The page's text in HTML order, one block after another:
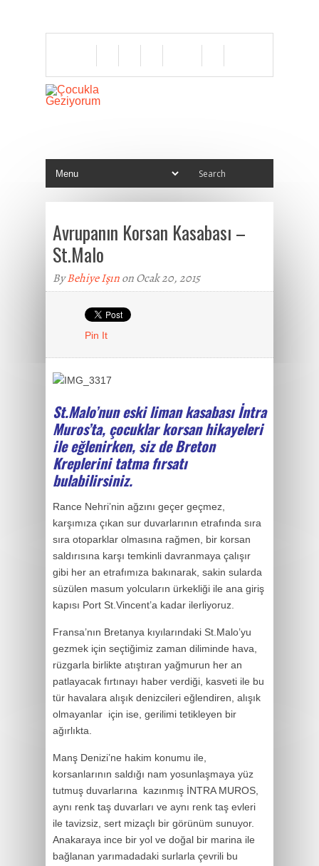
Avrupanın Korsan Kasabası –
St.Malo
ByBehiye Işınon Ocak 20, 2015
Pin It
St.Malo’nun eski liman kasabası İntra
Muros’ta, çocuklar korsan hikayeleri
ile eğlenirken, siz de Breton
Kreplerini tatma fırsatı
bulabilirsiniz.
Rance Nehri’nin ağzını geçer geçmez,
karşımıza çıkan sur duvarlarının etrafında sıra
sıra otoparklar olmasına rağmen, bir korsan
saldırısına karşı temkinli davranmaya çalışır
gibi her an etrafımıza bakınarak, sakin sularda
süzülen masum yolcuların ürkekliği ile ana giriş
kapısı Port St.Vincent’a kadar ilerliyoruz.
Fransa’nın Bretanya kıyılarındaki St.Malo’yu
gezmek için seçtiğimiz zaman diliminde hava,
rüzgarla birlikte atıştıran yağmurun her an
patlayacak fırtınayı haber verdiği, kasveti ile bu
tür havalara alışık denizcileri eğlendiren, alışık
olmayanlar için ise, gerilimi tetikleyen bir
ağırlıkta.
Manş Denizi’ne hakim konumu ile,
korsanlarının saldığı nam yosunlaşmaya yüz
tutmuş duvarlarına kazınmış İNTRA MUROS,
aynı renk taş duvarları ve aynı renk taş evleri
ile tavizsiz, sert mizaçlı bir görünüm sunuyor.
Anakaraya ince bir yol ve doğal bir marina ile
bağlanan yarımadadaki surlarla çevrili bu